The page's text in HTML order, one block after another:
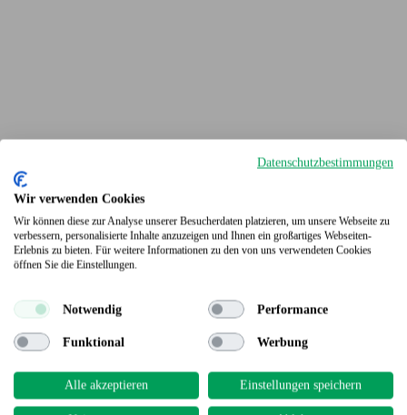
Terrassendielen
Datenschutzbestimmungen
Wir verwenden Cookies
Wir können diese zur Analyse unserer Besucherdaten platzieren, um unsere Webseite zu
verbessern, personalisierte Inhalte anzuzeigen und Ihnen ein großartiges Webseiten-
Erlebnis zu bieten. Für weitere Informationen zu den von uns verwendeten Cookies
öffnen Sie die Einstellungen.
Notwendig Performance
Funktional Werbung
Alle akzeptieren Einstellungen speichern